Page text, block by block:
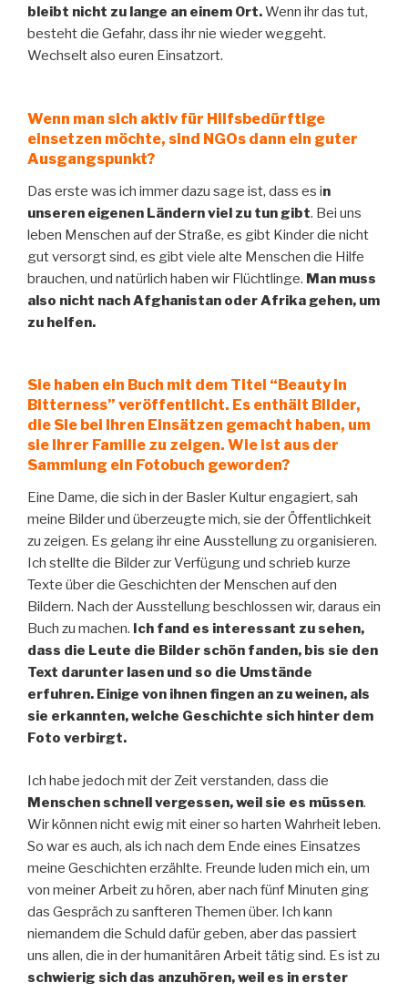
bleibt nicht zu lange an einem Ort.Wenn ihr das tut,
besteht die Gefahr, dass ihr nie wieder weggeht.
Wechselt also euren Einsatzort.
Wenn man sich aktiv für Hilfsbedürftige
einsetzen möchte, sind NGOs dann ein guter
Ausgangspunkt?
Das erste was ich immer dazu sage ist, dass es in
unseren eigenen Ländern viel zu tun gibt. Bei uns
leben Menschen auf der Straße, es gibt Kinder die nicht
gut versorgt sind, es gibt viele alte Menschen die Hilfe
brauchen, und natürlich haben wir Flüchtlinge. Man muss
also nicht nach Afghanistan oder Afrika gehen, um
zu helfen.
Sie haben ein Buch mit dem Titel “Beauty in
Bitterness” veröffentlicht. Es enthält Bilder,
die Sie bei Ihren Einsätzen gemacht haben, um
sie Ihrer Familie zu zeigen. Wie ist aus der
Sammlung ein Fotobuch geworden?
Eine Dame, die sich in der Basler Kultur engagiert, sah
meine Bilder und überzeugte mich, sie der Öffentlichkeit
zu zeigen. Es gelang ihr eine Ausstellung zu organisieren.
Ich stellte die Bilder zur Verfügung und schrieb kurze
Texte über die Geschichten der Menschen auf den
Bildern. Nach der Ausstellung beschlossen wir, daraus ein
Buch zu machen. Ich fand es interessant zu sehen,
dass die Leute die Bilder schön fanden, bis sie den
Text darunter lasen und so die Umstände
erfuhren. Einige von ihnen fingen an zu weinen, als
sie erkannten, welche Geschichte sich hinter dem
Foto verbirgt.
Ich habe jedoch mit der Zeit verstanden, dass die
Menschen schnell vergessen, weil sie es müssen.
Wir können nicht ewig mit einer so harten Wahrheit leben.
So war es auch, als ich nach dem Ende eines Einsatzes
meine Geschichten erzählte. Freunde luden mich ein, um
von meiner Arbeit zu hören, aber nach fünf Minuten ging
das Gespräch zu sanfteren Themen über. Ich kann
niemandem die Schuld dafür geben, aber das passiert
uns allen, die in der humanitären Arbeit tätig sind. Es ist zu
schwierig sich das anzuhören, weil es in erster